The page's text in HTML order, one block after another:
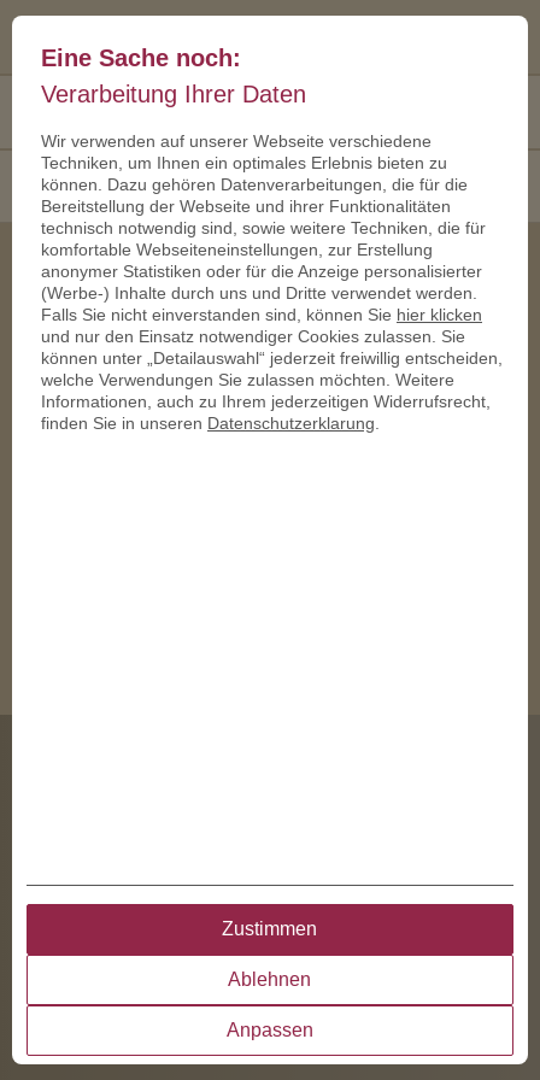
+49 30 467 260 70
KATEGORIE- BITTE WÄHLEN
Münzen für Film und Fernsehen Märchenhafte TV-Münze
Cookie-Einwilligung
derTaler GmbH
10117
mail@dertaler.de
+49 30 467 260 70
Eine Sache noch:
Verarbeitung Ihrer Daten
Wir verwenden auf unserer Webseite verschiedene
Techniken, um Ihnen ein optimales Erlebnis bieten zu
können. Dazu gehören Datenverarbeitungen, die für die
Bereitstellung der Webseite und ihrer Funktionalitäten
technisch notwendig sind, sowie weitere Techniken, die für
komfortable Webseiteneinstellungen, zur Erstellung
anonymer Statistiken oder für die Anzeige personalisierter
(Werbe-) Inhalte durch uns und Dritte verwendet werden.
Falls Sie nicht einverstanden sind, können Sie hier klicken
und nur den Einsatz notwendiger Cookies zulassen. Sie
können unter „Detailauswahl“ jederzeit freiwillig entscheiden,
welche Verwendungen Sie zulassen möchten. Weitere
Informationen, auch zu Ihrem jederzeitigen Widerrufsrecht,
finden Sie in unseren Datenschutzerklarung.
Zustimmen
Ablehnen
Anpassen